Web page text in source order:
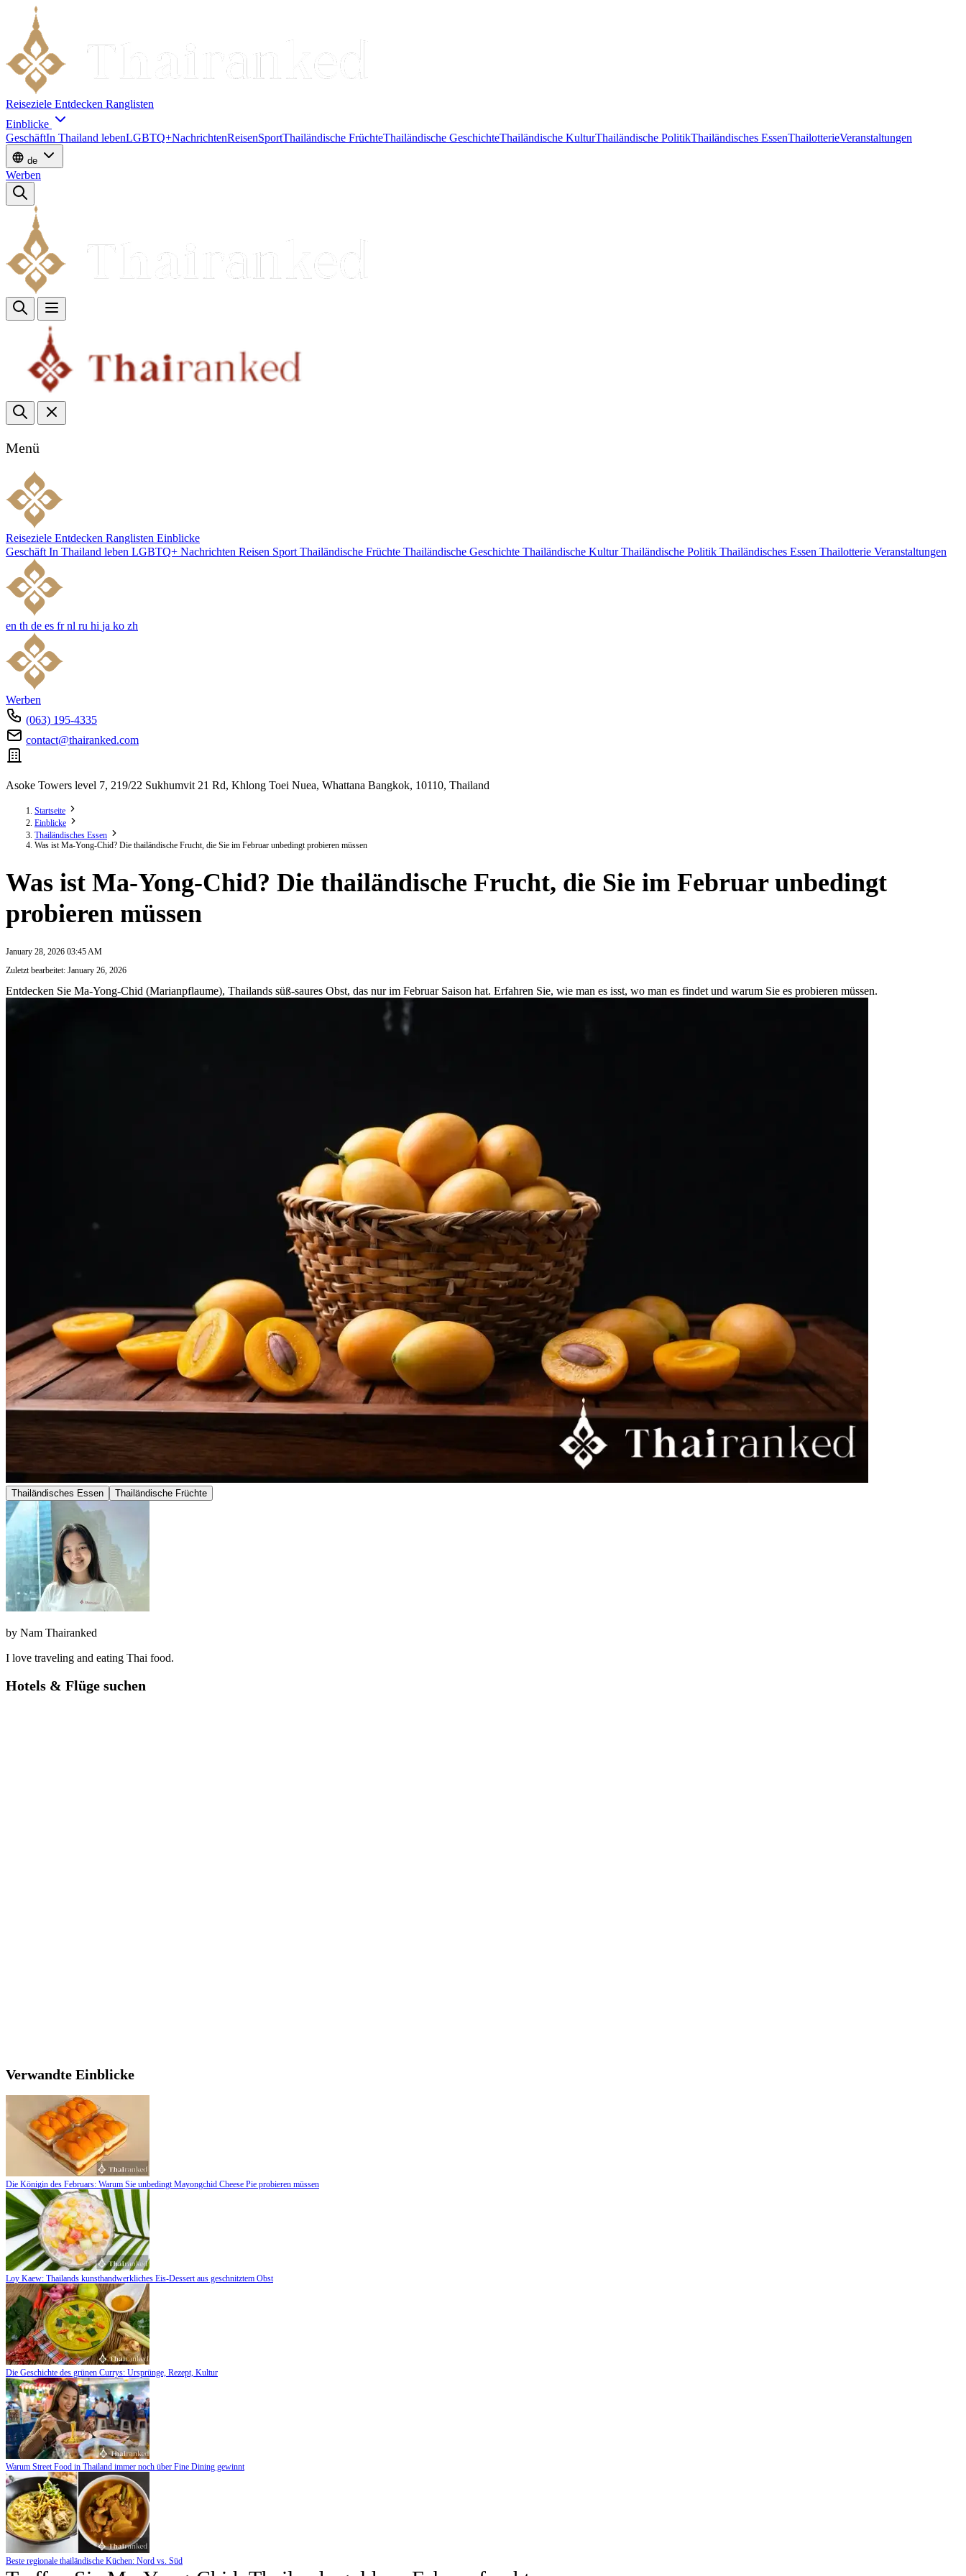
Reiseziele Entdecken Ranglisten
Einblicke
GeschäftIn Thailand lebenLGBTQ+NachrichtenReisenSportThailändische FrüchteThailändische GeschichteThailändische KulturThailändische PolitikThailändisches EssenThailotterieVeranstaltungen
de
Werben
Menü
Reiseziele Entdecken Ranglisten Einblicke
Geschäft In Thailand leben LGBTQ+ Nachrichten Reisen Sport Thailändische Früchte Thailändische Geschichte Thailändische Kultur Thailändische Politik Thailändisches Essen Thailotterie Veranstaltungen
en th de es fr nl ru hi ja ko zh
Werben
(063) 195-4335
contact@thairanked.com
Asoke Towers level 7, 219/22 Sukhumvit 21 Rd, Khlong Toei Nuea, Whattana Bangkok, 10110, Thailand
Startseite
Einblicke
Thailändisches Essen
Was ist Ma-Yong-Chid? Die thailändische Frucht, die Sie im Februar unbedingt probieren müssen
Was ist Ma-Yong-Chid? Die thailändische Frucht, die Sie im Februar unbedingt
probieren müssen
January 28, 2026 03:45 AM
Zuletzt bearbeitet: January 26, 2026
Entdecken Sie Ma-Yong-Chid (Marianpflaume), Thailands süß-saures Obst, das nur im Februar Saison hat. Erfahren Sie, wie man es isst, wo man es findet und warum Sie es probieren müssen.
Thailändisches Essen Thailändische Früchte
by Nam Thairanked
I love traveling and eating Thai food.
Hotels & Flüge suchen
Verwandte Einblicke
Die Königin des Februars: Warum Sie unbedingt Mayongchid Cheese Pie probieren müssen
Loy Kaew: Thailands kunsthandwerkliches Eis-Dessert aus geschnitztem Obst
Die Geschichte des grünen Currys: Ursprünge, Rezept, Kultur
Warum Street Food in Thailand immer noch über Fine Dining gewinnt
Beste regionale thailändische Küchen: Nord vs. Süd